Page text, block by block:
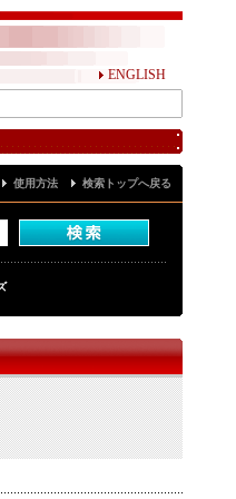
ENGLISH
使用方法 検索トップへ戻る